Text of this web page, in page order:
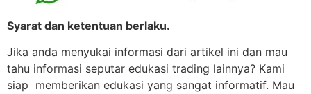
Syarat dan ketentuan berlaku.
Jika anda menyukai informasi dari artikel ini dan mau
tahu informasi seputar edukasi trading lainnya? Kami
siap memberikan edukasi yang sangat informatif. Mau